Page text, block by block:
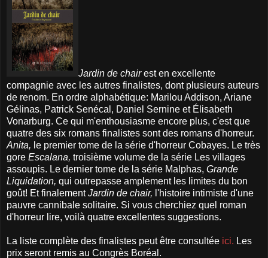
Jardin de chairest en excellente
compagnie avec les autres finalistes, dont plusieurs auteurs
de renom. En ordre alphabétique: Marilou Addison, Ariane
Gélinas, Patrick Senécal, Daniel Sernine et Élisabeth
Vonarburg. Ce qui m'enthousiasme encore plus, c'est que
quatre des six romans finalistes sont des romans d'horreur.
Anita, le premier tome de la série d'horreur Cobayes. Le très
gore Escalana, troisième volume de la série Les villages
assoupis. Le dernier tome de la série Malphas, Grande
Liquidation, qui outrepasse amplement les limites du bon
goût! Et finalementJardin de chair, l'histoire intimiste d'une
pauvre cannibale solitaire. Si vous cherchiez quel roman
d'horreur lire, voilà quatre excellentes suggestions.
La liste complète des finalistes peut être consultée ici. Les
prix seront remis au Congrès Boréal.